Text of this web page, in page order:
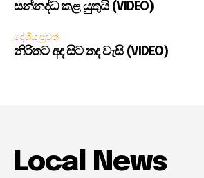
සන්නද්ධ කළ යුතුයි (VIDEO)
දේශීය පුවත්
නිරිතට අද සිට තද වැසි (VIDEO)
Local News